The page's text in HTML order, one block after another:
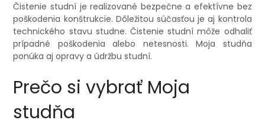
Čistenie studní je realizované bezpečne a efektívne bez
poškodenia konštrukcie. Dôležitou súčasťou je aj kontrola
technického stavu studne. Čistenie studní môže odhaliť
prípadné poškodenia alebo netesnosti. Moja studňa
ponúka aj opravy a údržbu studní.
Prečo si vybrať Moja
studňa